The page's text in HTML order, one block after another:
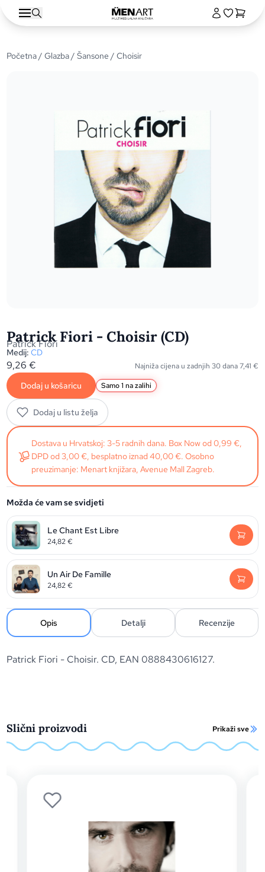
Početna/Glazba/Šansone / Choisir
Patrick Fiori - Choisir (CD)
Patrick Fiori
Medij: CD
9,26€ Najniža cijena u zadnjih 30 dana7,41 €
Dodaj u košaricu Samo 1 na zalihi
Dodaj u listu želja
Dostava u Hrvatskoj: 3-5 radnih dana. Box Now od 0,99 €,
DPD od 3,00 €, besplatno iznad 40,00 €. Osobno
preuzimanje: Menart knjižara, Avenue Mall Zagreb.
Možda će vam se svidjeti
Le Chant Est Libre
24,82€
Un Air De Famille
24,82€
Opis Detalji Recenzije
Patrick Fiori - Choisir. CD, EAN 0888430616127.
Slični proizvodi Prikaži sve